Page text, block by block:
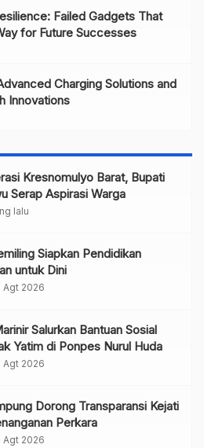
Failed Gadgets That
for Future Successes
Charging Solutions and
Innovations
Kresnomulyo Barat, Bupati
Serap Aspirasi Warga
lalu
Siapkan Pendidikan
untuk Dini
Agt 2026
Salurkan Bantuan Sosial
Yatim di Ponpes Nurul Huda
Agt 2026
Dorong Transparansi Kejati
Perkara
Agt 2026